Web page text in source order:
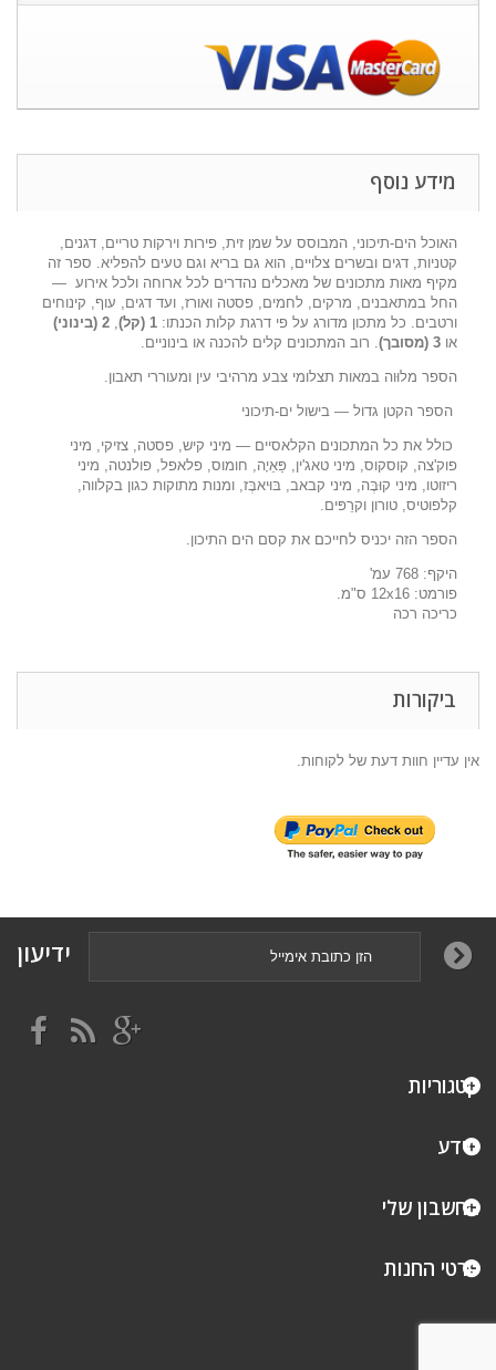
מידע נוסף
האוכל הים-תיכוני, המבוסס על שמן זית, פירות וירקות טריים, דגנים,
קטניות, דגים ובשרים צלויים, הוא גם בריא וגם טעים להפליא. ספר זה
מקיף מאות מתכונים של מאכלים נהדרים לכל ארוחה ולכל אירוע —
החל במתאבנים, מרקים, לחמים, פסטה ואורז, ועד דגים, עוף, קינוחים
ורטבים. כל מתכון מדורג על פי דרגת קלות הכנתו: 1 (קל) , 2 (בינוני)
או 3 (מסובך) . רוב המתכונים קלים להכנה או בינוניים.
הספר מלוּוה במאות תצלומי צבע מרהיבי עין ומעוררי תאבון.
הספר הקטן גדול — בישול ים-תיכוני
כולל את כל המתכונים הקלאסיים — מיני קיש, פסטה, צזיקי, מיני
פוק'צה, קוסקוס, מיני טאג'ין, פַּאֵיָה, חומוס, פלאפל, פולנטה, מיני
ריזוטו, מיני קוּבֶּה, מיני קבאב, בּוּיאבֶּז, ומנות מתוקות כגון בקלווה,
קלפוטיס, טורון וקרֵפּים.
הספר הזה יכניס לחייכם את קסם הים התיכון.
היקף: 768 עמ'
פורמט:
12x16
ס"מ.
כריכה רכה
ביקורות
אין עדיין חוות דעת של לקוחות.
ידיעון
קטגוריות
מידע
החשבון שלי
פרטי החנות